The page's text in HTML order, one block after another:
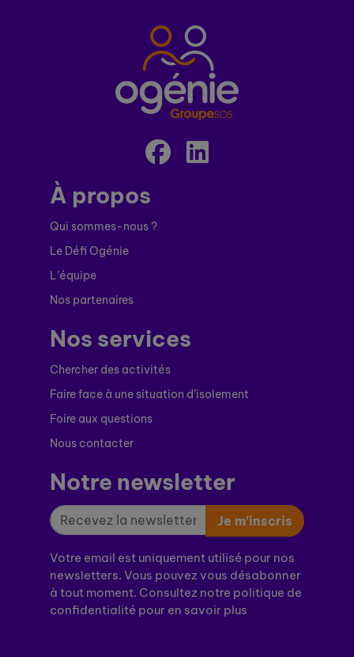
À propos
Qui sommes-nous ?
Le Défi Ogénie
L’équipe
Nos partenaires
Nos services
Chercher des activités
Faire face à une situation d’isolement
Foire aux questions
Nous contacter
Notre newsletter
Je m’inscris
Votre email est uniquement utilisé pour nos
newsletters. Vous pouvez vous désabonner
à tout moment. Consultez notre politique de
confidentialité pour en savoir plus